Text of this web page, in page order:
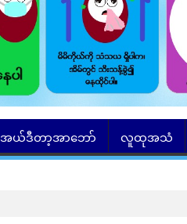
အယ်ဒီတာ့အာဘော် လူထုအသံ